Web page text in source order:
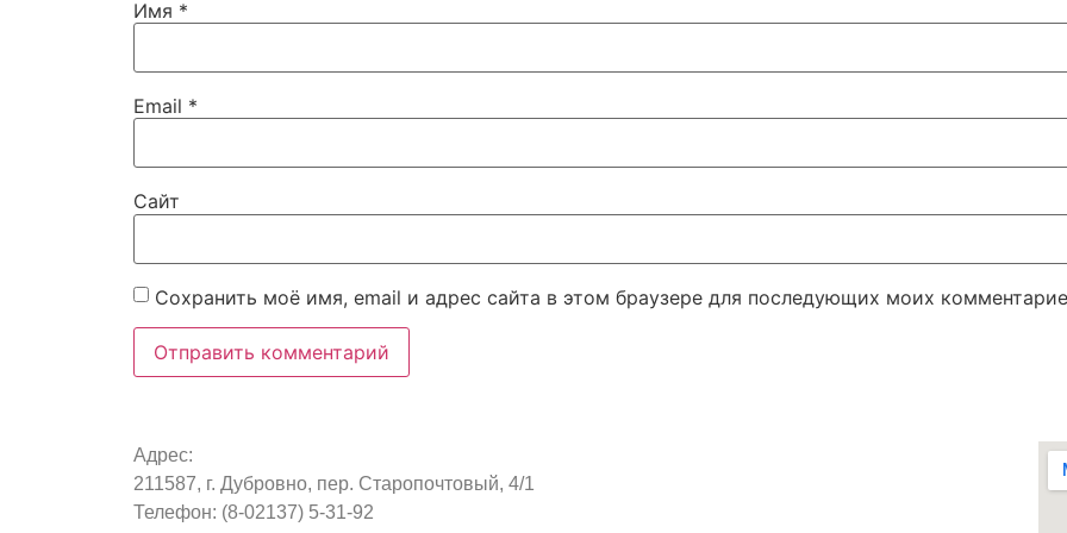
Имя *
Email *
Сайт
Сохранить моё имя, email и адрес сайта в этом браузере для последующих моих
Адрес:
211587, г. Дубровно, пер. Старопочтовый, 4/1
Телефон: (8-02137) 5-31-92